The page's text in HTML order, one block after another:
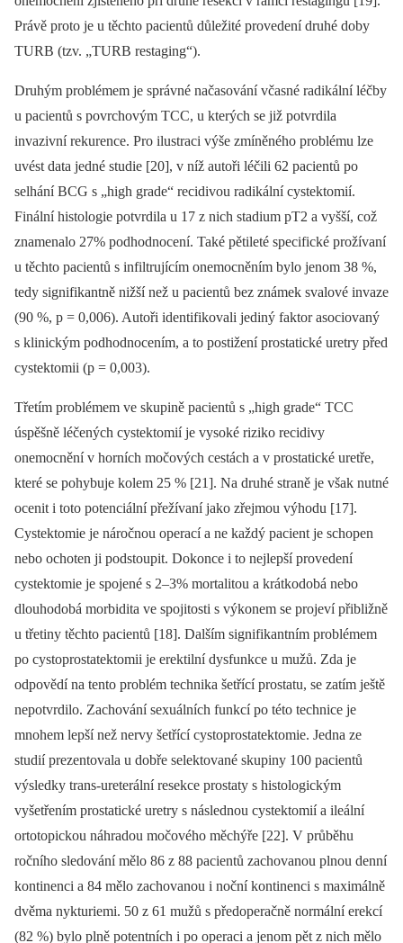
Právě proto je u těchto pacientů důležité provedení druhé doby
TURB (tzv. „TURB restaging“).
Druhým problémem je správné na­ča­sování včasné radikální léčby
u pacientů s povrchovým TCC, u kterých se již potvr­dila
invazivní rekurence. Pro ilustraci výše zmíněného problému lze
uvést data jedné studie [20], v níž autoři léčili 62 pacientů po
selhání BCG s „high grade“ recidivou radikální cystektomií.
Finální histologie potvrdila u 17 z nich stadium pT2 a vyšší, což
znamenalo 27% podhodnocení. Také pětileté specifické prožívaní
u těchto pacientů s infiltrujícím onemocněním bylo jenom 38 %,
tedy signifikantně nižší než u pacientů bez známek svalové invaze
(90 %, p = 0,006). Autoři identifikovali jediný faktor asociovaný
s klinickým podhodnocením, a to postižení prostatické uretry před
cystektomii (p = 0,003).
Třetím problémem ve skupině pa­cientů s „high grade“ TCC
úspěšně léčených cystektomií je vysoké riziko recidivy
onemocnění v horních močových cestách a v prostatické uretře,
které se pohybuje kolem 25 % [21]. Na druhé straně je však nutné
ocenit i toto potenciální přežívaní jako zřejmou výhodu [17].
Cystektomie je náročnou operací a ne každý pacient je schopen
nebo ochoten ji podstoupit. Dokonce i to nejlepší provedení
cystektomie je spojené s 2–3% mortalitou a krátkodobá nebo
dlouhodobá morbidita ve spojitosti s výkonem se projeví přibližně
u třetiny těchto pacientů [18]. Dalším signifikantním problémem
po cystoprostatektomii je erektilní dysfunkce u mužů. Zda je
odpovědí na tento problém technika šetřící prostatu, se zatím ještě
nepotvrdilo. Zachování sexuálních funkcí po této technice je
mnohem lepší než nervy šetřící cystoprostatektomie. Jedna ze
studií prezentovala u dobře selektované skupiny 100 pacientů
výsledky trans­­-ure­terální resekce prostaty s histologic­kým
vyšetřením prostatické uretry s následnou cystektomií a ileální
ortotopickou náhra­dou močového měchýře [22]. V průběhu
ročního sledování mělo 86 z 88 pacientů zachovanou plnou denní
kontinenci a 84 mělo zachovanou i noční kontinenci s maximálně
dvěma nykturiemi. 50 z 61 mužů s předoperačně normální erekcí
(82 %) bylo plně potentních i po operaci a jenom pět z nich mělo